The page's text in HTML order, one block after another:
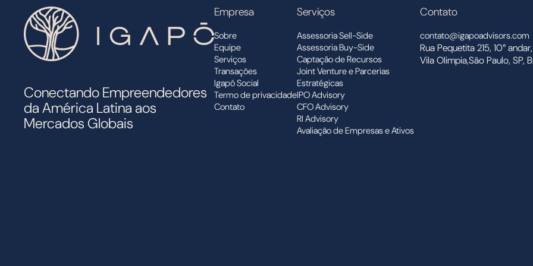
Conectando Empreendedores
da América Latina aos
Mercados Globais
Empresa
Sobre
Equipe
Serviços
Transações
Igapó Social
Termo de privacidade
Contato
Serviços
Assessoria Sell-Side
Assessoria Buy-Side
Captação de Recursos
Joint Venture e Parcerias
Estratégicas
IPO Advisory
CFO Advisory
RI Advisory
Avaliação de Empresas e Ativos
Contato
contato@igapoadvisors.com
Rua Pequetita 215, 10° andar,
Vila Olimpia,São Paulo, SP,